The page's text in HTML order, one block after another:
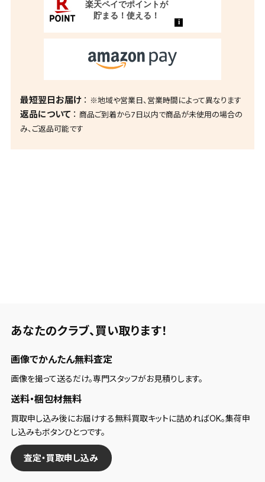
最短翌日お届け ※地域や営業日、営業時間によって異なります
返品について
商品ご到着から7日以内で商品が未使用の場合の
み、ご返品可能です
あなたのクラブ、 買い取ります！
画像でかんたん無料査定
画像を撮って送るだけ。専門スタッフがお見積りします。
送料・梱包材無料
買取申し込み後にお届けする無料買取キットに詰めればOK。集荷申
し込みもボタンひとつです。
査定・買取申し込み